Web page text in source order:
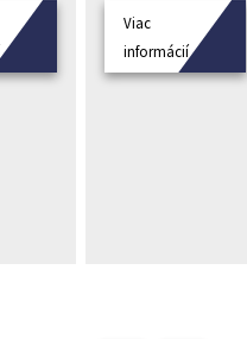
Viac
informácií